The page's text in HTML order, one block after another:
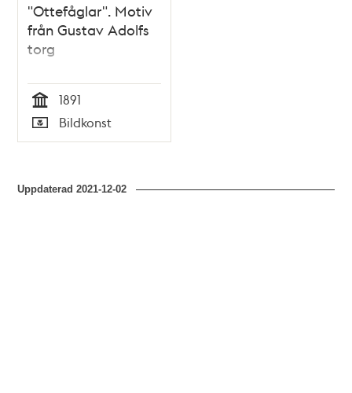
"Ottefåglar". Motiv
från Gustav Adolfs
torg
Tid
1891
Typ
Bildkonst
Uppdaterad2021-12-02